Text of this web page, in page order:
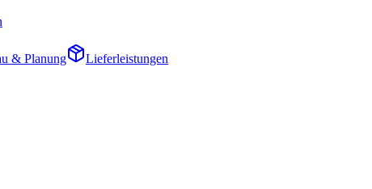
& Planung
Lieferleistungen